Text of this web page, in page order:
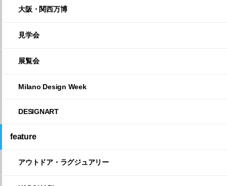
大阪・関西万博
見学会
展覧会
Milano Design Week
DESIGNART
feature
アウトドア・ラグジュアリー